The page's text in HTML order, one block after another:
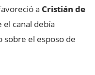
a Cristián de
el canal debía
sobre el esposo de